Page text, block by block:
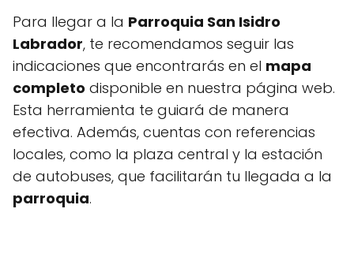
Para llegar a la Parroquia San Isidro
Labrador, te recomendamos seguir las
indicaciones que encontrarás en el mapa
completo disponible en nuestra página web.
Esta herramienta te guiará de manera
efectiva. Además, cuentas con referencias
locales, como la plaza central y la estación
de autobuses, que facilitarán tu llegada a la
parroquia.